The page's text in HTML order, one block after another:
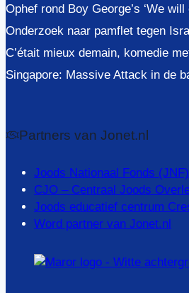
Ophef rond Boy George’s ‘We will
Onderzoek naar pamflet tegen
C’était mieux demain, komedie
Singapore: Massive Attack in de
Partners van Jonet.nl
Joods Nationaal Fonds (JNF)
CJO – Centraal Joods
Joods educatief centrum
Word partner van Jonet.nl